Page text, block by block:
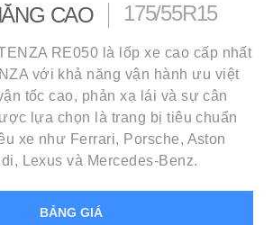
CAO 175/55R15
RE050 là lốp xe cao cấp nhất
với khả năng vận hành ưu việt
tốc cao, phản xạ lái và sự cân
lựa chọn là trang bị tiêu chuẩn
xe như Ferrari, Porsche, Aston
Lexus và Mercedes-Benz.
BẢNG GIÁ